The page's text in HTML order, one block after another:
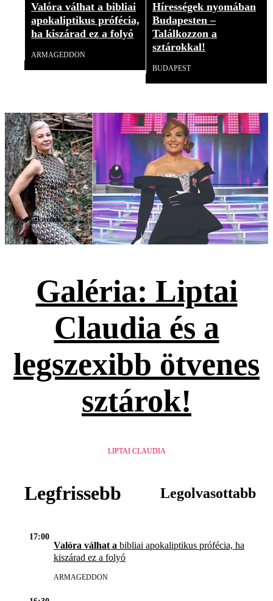
Valóra válhat a bibliai
apokaliptikus prófécia,
ha kiszárad ez a folyó
ARMAGEDDON
Hírességek nyomában
Budapesten –
Találkozzon a
sztárokkal!
BUDAPEST
Galéria
Galéria: Liptai
Claudia és a
legszexibb ötvenes
sztárok!
LIPTAI CLAUDIA
Legfrissebb Legolvasottabb
17:00
Valóra válhat a bibliai apokaliptikus prófécia, ha
kiszárad ez a folyó
ARMAGEDDON